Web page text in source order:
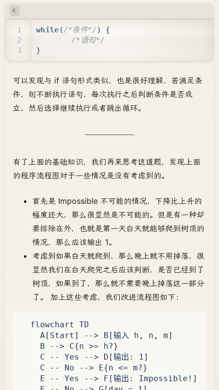
C
while (/*条件*/)
{
/*语句*/
}
可以发现与 if 语句形式类似，也是很好理解，若满足条
件，则不断执行语句，每次执行之后判断条件是否成
立，然后选择继续执行或者跳出循环。
有了上面的基础知识，我们再来思考这道题，发现上面
的程序流程图对于一些情况是没有考虑到的。
首先是 Impossible 不可能的情况，下降比上升的
幅度还大，那么很显然是不可能的。但是有一种却
要排除在外，也就是第一天白天就能够爬到树顶的
情况，那么应该输出 1。
考虑到如果白天就爬到，那么晚上就不用掉落，很
显然我们在白天爬完之后应该判断，是否已经到了
树顶，如果到了，那么就不需要晚上掉落这一部分
了。 加上这些考虑，我们改进流程图如下：
  flowchart TD
    A[Start] --> B[输入 h, n, m]
    B --> C{n >= h?}
    C -- Yes --> D[输出: 1]
    C -- No --> E{n <= m?}
    E -- Yes --> F[输出: Impossible!]